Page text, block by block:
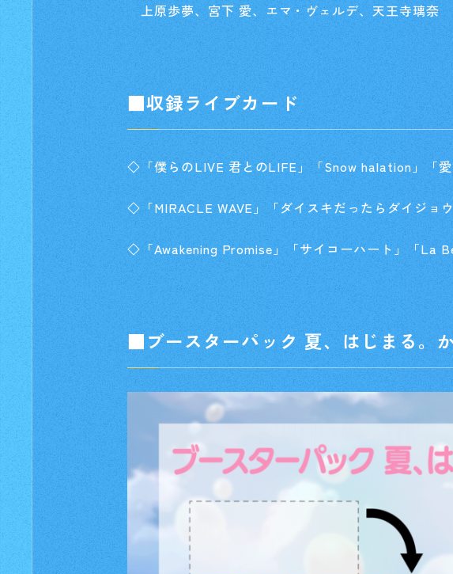
上原歩夢、宮下 愛、エマ・ヴェルデ、天王寺璃奈
■収録ライブカード
◇「僕らのLIVE 君とのLIFE」「Snow halation」「
◇「MIRACLE WAVE」「ダイスキだったらダイジ
◇「Awakening Promise」「サイコーハート」「La
■ブースターパック 夏、はじまる。